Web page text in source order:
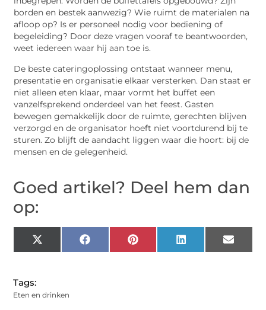
borden en bestek aanwezig? Wie ruimt de materialen na
afloop op? Is er personeel nodig voor bediening of
begeleiding? Door deze vragen vooraf te beantwoorden,
weet iedereen waar hij aan toe is.
De beste cateringoplossing ontstaat wanneer menu,
presentatie en organisatie elkaar versterken. Dan staat er
niet alleen eten klaar, maar vormt het buffet een
vanzelfsprekend onderdeel van het feest. Gasten
bewegen gemakkelijk door de ruimte, gerechten blijven
verzorgd en de organisator hoeft niet voortdurend bij te
sturen. Zo blijft de aandacht liggen waar die hoort: bij de
mensen en de gelegenheid.
Goed artikel? Deel hem dan
op:
X
(Twitter)
Facebook Pinterest LinkedIn Email
Tags:
Eten en drinken